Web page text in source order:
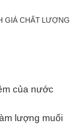
của nước
lượng muối